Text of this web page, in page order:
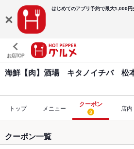
はじめてのアプリ予約で最大1,000円
お店TOP
海鮮【肉】酒場 キタノイチバ 松
トップ メニュー クーポン
3 店内
クーポン一覧